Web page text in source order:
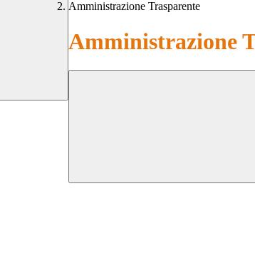
Amministrazione Trasparente
Amministrazione